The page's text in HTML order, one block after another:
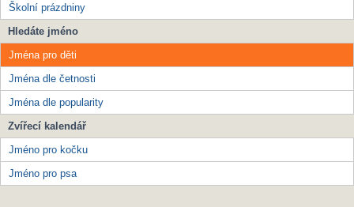
Školní prázdniny
Hledáte jméno
Jména pro děti
Jména dle četnosti
Jména dle popularity
Zvířecí kalendář
Jméno pro kočku
Jméno pro psa